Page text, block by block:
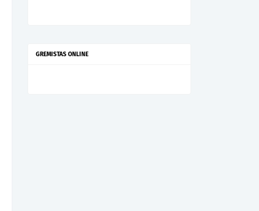
GREMISTAS ONLINE